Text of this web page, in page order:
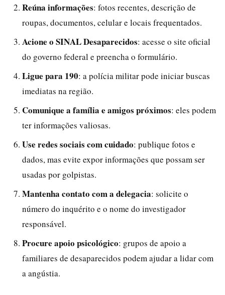
Reúna informações: fotos recentes, descrição de
roupas, documentos, celular e locais frequentados.
Acione o SINAL Desaparecidos: acesse o site oficial
do governo federal e preencha o formulário.
Ligue para 190: a polícia militar pode iniciar buscas
imediatas na região.
Comunique a família e amigos próximos: eles podem
ter informações valiosas.
Use redes sociais com cuidado: publique fotos e
dados, mas evite expor informações que possam ser
usadas por golpistas.
Mantenha contato com a delegacia: solicite o
número do inquérito e o nome do investigador
responsável.
Procure apoio psicológico: grupos de apoio a
familiares de desaparecidos podem ajudar a lidar com
a angústia.